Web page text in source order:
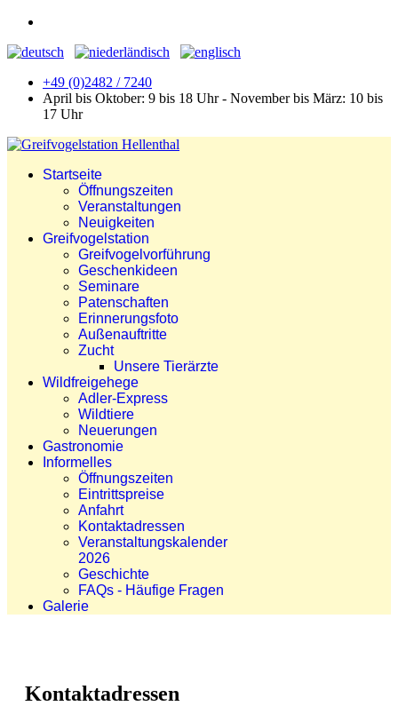
+49 (0)2482 / 7240
April bis Oktober: 9 bis 18 Uhr - November bis März: 10 bis
17 Uhr
Startseite
Öffnungszeiten
Veranstaltungen
Neuigkeiten
Greifvogelstation
Greifvogelvorführung
Geschenkideen
Seminare
Patenschaften
Erinnerungsfoto
Außenauftritte
Zucht
Unsere Tierärzte
Wildfreigehege
Adler-Express
Wildtiere
Neuerungen
Gastronomie
Informelles
Öffnungszeiten
Eintrittspreise
Anfahrt
Kontaktadressen
Veranstaltungskalender
2026
Geschichte
FAQs - Häufige Fragen
Galerie
Kontaktadressen